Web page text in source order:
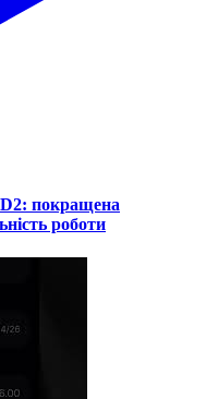
покращена
роботи